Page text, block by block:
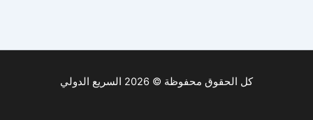
كل الحقوق محفوظة © 2026 السريع الدولي